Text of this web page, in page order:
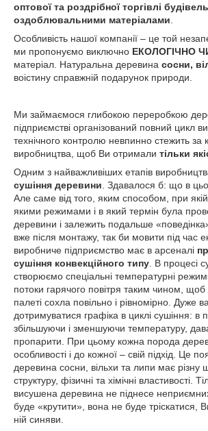
оптової та роздрібної торгівлі
оздоблювальними матеріалами
Особливість нашої компанії – це той
ми пропонуємо виключно ЕКОЛОГІЧНО
матеріал. Натуральна деревина сосни,
воістину справжній подарунок природи.
Ми займаємося глибокою переробкою
підприємстві організований повний цикл
технічного контролю невпинно стежить
виробництва, щоб Ви отримали тільки
Одним з найважливіших етапів
сушіння деревини . Здавалося б: що в
Але саме від того, яким способом, при якій
якими режимами і в який термін була
деревини і залежить подальше
вже після монтажу, так би мовити під час
виробниче підприємство має в арсеналі
сушіння конвекційного типу . В процесі
створюємо спеціальні температурні
потоки гарячого повітря таким чином, щоб
палеті сохла повільно і рівномірно. Дуже
дотримуватися графіка в циклі сушіння: в
збільшуючи і зменшуючи температуру,
пропарити. При цьому кожна порода
особливості і до кожної – свій підхід. Це
деревина сосни, вільхи та липи має різну
структуру, фізичні та хімічні властивості.
висушена деревина не піднесе
буде «крутити», вона не буде тріскатися,
ній синяви.